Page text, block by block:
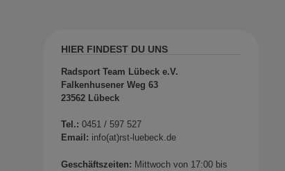
HIER FINDEST DU UNS
Radsport Team Lübeck e.V.
Falkenhusener Weg 63
23562 Lübeck
Tel.: 0451 / 597 527
Email: info(at)rst-luebeck.de
Geschäftszeiten: Mittwoch von 17:00 bis